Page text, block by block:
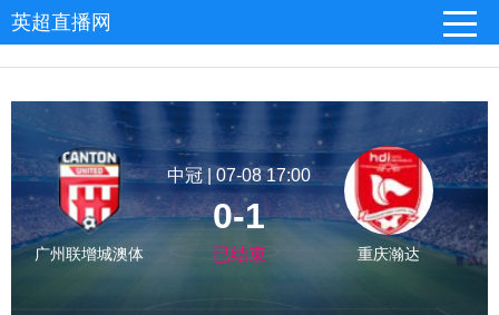
英超直播网
广州联增城澳体
中冠 | 07-08 17:00
0-1
已结束 重庆瀚达